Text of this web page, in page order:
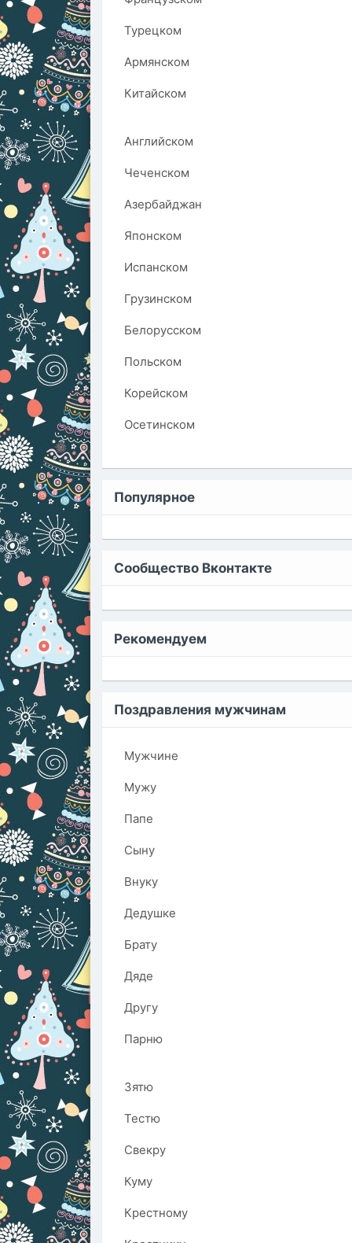
Турецком
Армянском
Китайском
Английском
Чеченском
Азербайджан
Японском
Испанском
Грузинском
Белорусском
Польском
Корейском
Осетинском
Популярное
Сообщество Вконтакте
Рекомендуем
Поздравления мужчинам
Мужчине
Мужу
Папе
Сыну
Внуку
Дедушке
Брату
Дяде
Другу
Парню
Зятю
Тестю
Свекру
Куму
Крестному